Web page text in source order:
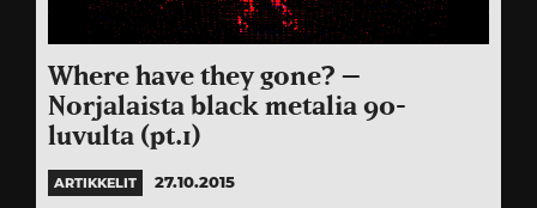
Where have they gone? –
Norjalaista black metalia 90-
luvulta (pt.1)
ARTIKKELIT 27.10.2015